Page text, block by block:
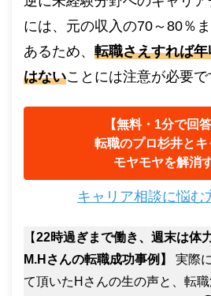
には、元の収入の70～80％
あるため、 転職さえすれば
はないことには注意が必要で
【無料・1分で回答
転職のプロ杉井とキ
モヤモヤを解消
キャリア相談に悩む
【22時過ぎまで働き、週末は体
M.Hさんの転職成功事例】
実際
て頂いたHさんの生の声と、転